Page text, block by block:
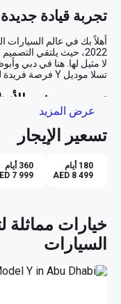
تجربة قيادة
تصميم يجذب
راحة لا مثيل لها
التكنولوجيا في
عرض المزيد
تسعير الإيجار
180 أيام
AED 8 499
360 أيام
7 999
خيارات مماثلة
السيارات